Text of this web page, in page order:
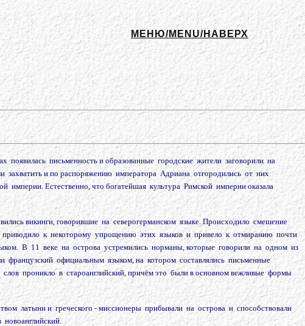
МЕНЮ/MENU/НАВЕРХ
появилась письменность и образованные городские жители заговорили на
и по распоряжению императора Адриана отгородились от них
Естественно, что богатейшая культура Римской империи оказала
викинги, говорившие на северогерманском языке. Происходило смешение
приводило к некоторому упрощению этих языков и привело к отмиранию почти
В 11 веке на острова устремились норманы, которые говорили на одном из
французский официальным языком, на котором составлялись письменные
слов проникло в староанглийский, причём это были в основном вежливые формы
латыни и греческого - миссионеры прибывали на острова и способствовали